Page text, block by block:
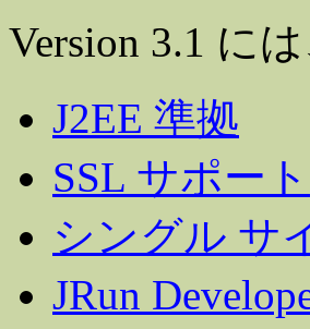
Version 3.1 に
J2EE 準拠
SSL サポート
シングル サ
JRun